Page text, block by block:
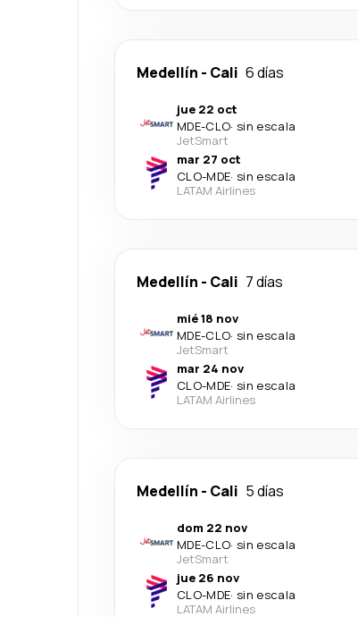
Medellín - Cali 6 días
jue 22 oct
MDE-CLO· sin escala
JetSmart
mar 27 oct
CLO-MDE· sin escala
LATAM Airlines
Medellín - Cali 7 días
mié 18 nov
MDE-CLO· sin escala
JetSmart
mar 24 nov
CLO-MDE· sin escala
LATAM Airlines
Medellín - Cali 5 días
dom 22 nov
MDE-CLO· sin escala
JetSmart
jue 26 nov
CLO-MDE· sin escala
LATAM Airlines